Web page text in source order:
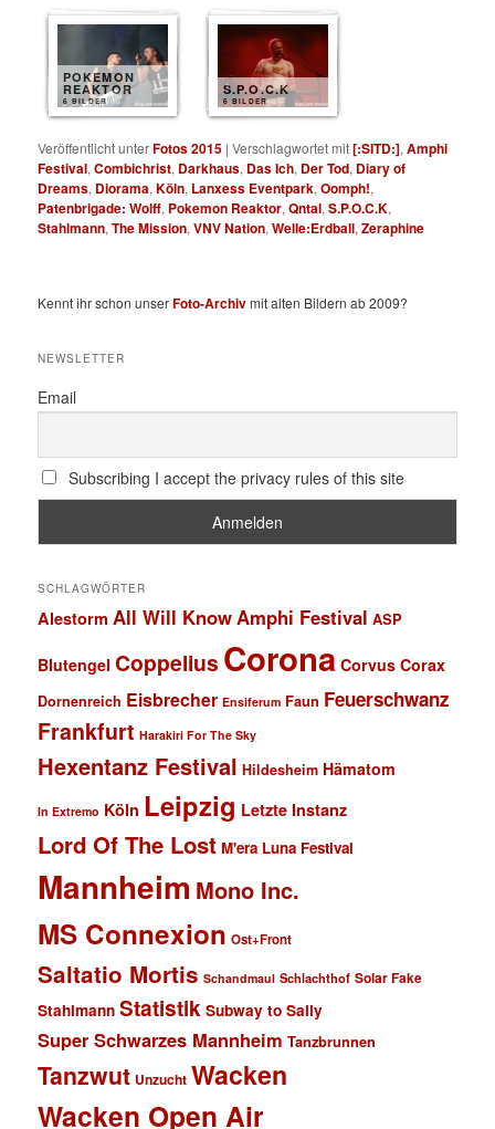
POKEMON
REAKTOR
6 BILDER
S.P.O.C.K
6 BILDER
Veröffentlicht unterFotos 2015 |Verschlagwortet mit[:SITD:],Amphi
Festival,Combichrist, Darkhaus, Das Ich, Der Tod, Diary of
Dreams, Diorama,Köln, Lanxess Eventpark,Oomph!,
Patenbrigade: Wolff, Pokemon Reaktor,Qntal,S.P.O.C.K,
Stahlmann,The Mission,VNV Nation,Welle:Erdball,Zeraphine
Kennt ihr schon unserFoto-Archivmit alten Bildern ab 2009?
NEWSLETTER
Email
Subscribing I accept the privacy rules of this site
SCHLAGWÖRTER
Alestorm All Will KnowAmphi Festival ASP
Blutengel Coppelius Corona Corvus Corax
Dornenreich Eisbrecher Ensiferum Faun Feuerschwanz
Frankfurt Harakiri For The Sky
Hexentanz Festival Hildesheim Hämatom
In Extremo Köln Leipzig Letzte Instanz
Lord Of The Lost M'era Luna Festival
Mannheim Mono Inc.
MS Connexion Ost+Front
Saltatio Mortis Schandmaul Schlachthof Solar Fake
Stahlmann Statistik Subway to Sally
Super Schwarzes Mannheim Tanzbrunnen
Tanzwut Unzucht Wacken
Wacken Open Air